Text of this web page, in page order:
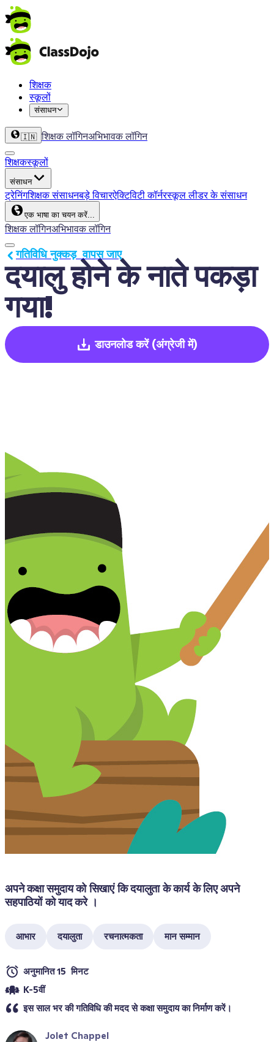
शिक्षक
स्कूलों
संसाधन
🇮🇳 शिक्षक लॉगिनअभिभावक लॉगिन
शिक्षकस्कूलों
संसाधन
ट्रेनिंगशिक्षक संसाधनबड़े विचारऐक्टिविटी कॉर्नरस्कूल लीडर के संसाधन
एक भाषा का चयन करें...
शिक्षक लॉगिनअभिभावक लॉगिन
दयालु होने के नाते पकड़ा
गया!
गतिविधि नुक्कड़  वापस जाए
डाउनलोड करें (अंग्रेजी में)
अपने कक्षा समुदाय को सिखाएं कि दयालुता के कार्य के लिए अपने
सहपाठियों को याद करे ।
आभार दयालुता रचनात्मकता मान सम्मान
अनुमानित 15  मिनट
K-5वीं
इस साल भर की गतिविधि की मदद से कक्षा समुदाय का निर्माण करें।
Jolet Chappel